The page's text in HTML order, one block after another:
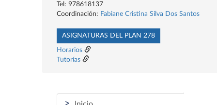
Tel: 978618137
Coordinación: Fabiane Cristina Silva Dos Santos
ASIGNATURAS DEL PLAN 278
Horarios
Tutorías